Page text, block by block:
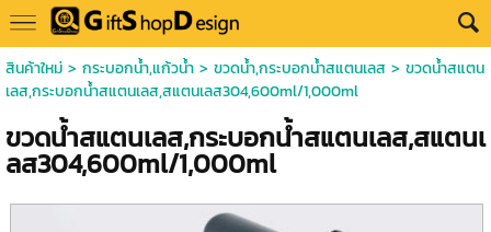
สินค้าใหม่> กระบอกน้ำ,แก้วน้ำ> ขวดน้ำ,กระบอกน้ำสแตนเลส > ขวดน้ำสแตน
เลส,กระบอกน้ำสแตนเลส,สแตนเลส304,600ml/1,000ml
ขวดน้ำสแตนเลส,กระบอกน้ำสแตนเลส,สแตนเ
ลส304,600ml/1,000ml